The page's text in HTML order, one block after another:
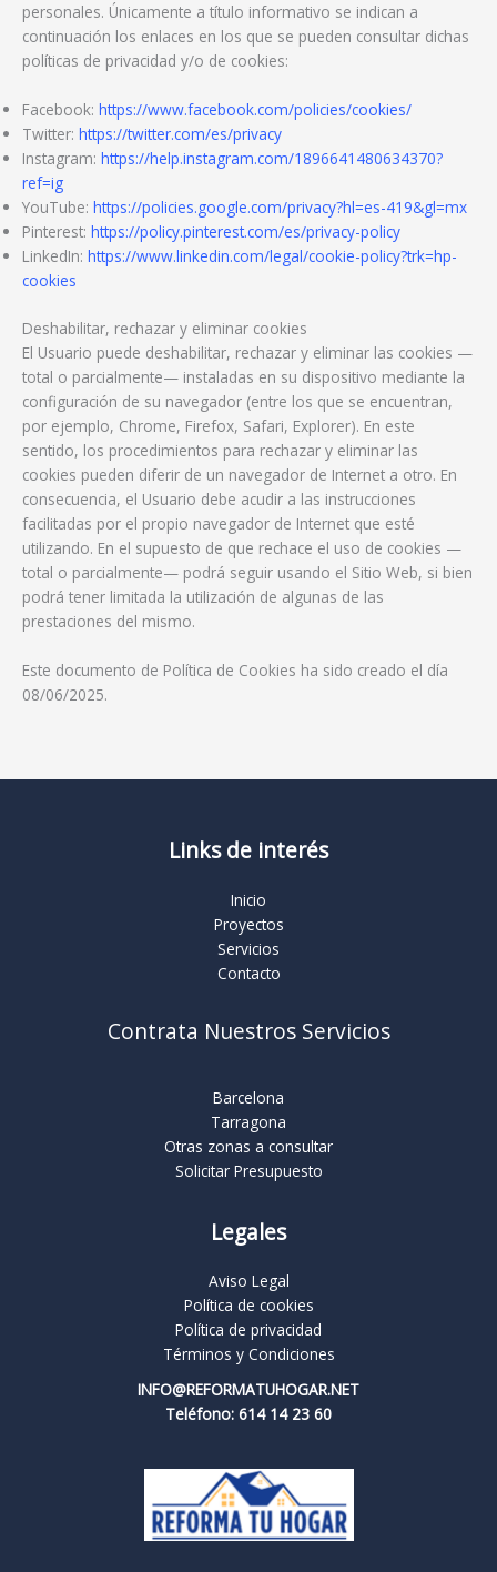
personales. Únicamente a título informativo se indican a
continuación los enlaces en los que se pueden consultar dichas
políticas de privacidad y/o de cookies:
Facebook: https://www.facebook.com/policies/cookies/
Twitter: https://twitter.com/es/privacy
Instagram: https://help.instagram.com/1896641480634370?
ref=ig
YouTube: https://policies.google.com/privacy?hl=es-419&gl=mx
Pinterest: https://policy.pinterest.com/es/privacy-policy
LinkedIn: https://www.linkedin.com/legal/cookie-policy?trk=hp-
cookies
Deshabilitar, rechazar y eliminar cookies
El Usuario puede deshabilitar, rechazar y eliminar las cookies —
total o parcialmente— instaladas en su dispositivo mediante la
configuración de su navegador (entre los que se encuentran,
por ejemplo, Chrome, Firefox, Safari, Explorer). En este
sentido, los procedimientos para rechazar y eliminar las
cookies pueden diferir de un navegador de Internet a otro. En
consecuencia, el Usuario debe acudir a las instrucciones
facilitadas por el propio navegador de Internet que esté
utilizando. En el supuesto de que rechace el uso de cookies —
total o parcialmente— podrá seguir usando el Sitio Web, si bien
podrá tener limitada la utilización de algunas de las
prestaciones del mismo.
Este documento de Política de Cookies ha sido creado el día
08/06/2025.
Links de interés
Inicio
Proyectos
Servicios
Contacto
Contrata Nuestros Servicios
Barcelona
Tarragona
Otras zonas a consultar
Solicitar Presupuesto
Legales
Aviso Legal
Política de cookies
Política de privacidad
Términos y Condiciones
INFO@REFORMATUHOGAR.NET
Teléfono: 614 14 23 60